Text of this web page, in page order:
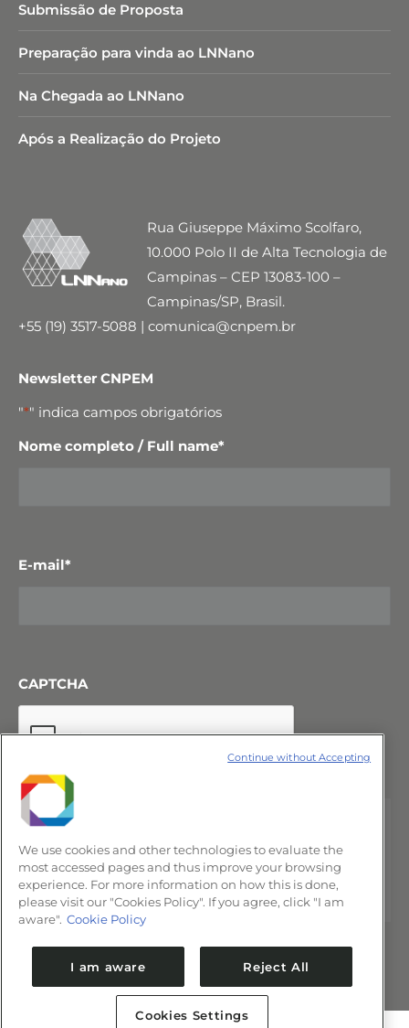
Submissão de Proposta
Preparação para vinda ao LNNano
Na Chegada ao LNNano
Após a Realização do Projeto
Rua Giuseppe Máximo Scolfaro,
10.000 Polo II de Alta Tecnologia de
Campinas – CEP 13083-100 –
Campinas/SP, Brasil.
+55 (19) 3517-5088 | comunica@cnpem.br
Newsletter CNPEM
"*" indica campos obrigatórios
Nome completo / Full name*
E-mail*
CAPTCHA
We use cookies and other technologies to evaluate the
most accessed pages and thus improve your browsing
experience. For more information on how this is done,
please visit our "Cookies Policy". If you agree, click "I am
aware". Cookie Policy
I am aware Reject All
Cookies Settings
Continue without Accepting